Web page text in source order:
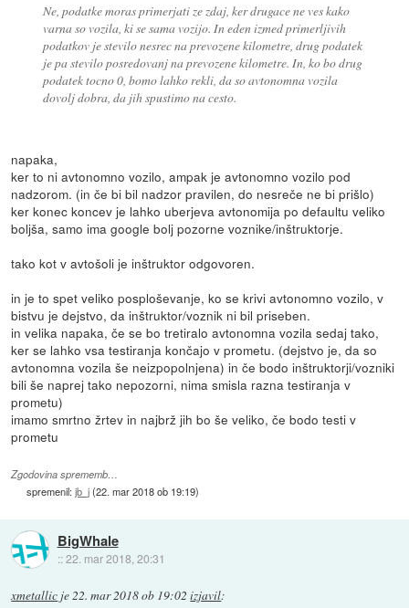
Ne, podatke moras primerjati ze zdaj, ker drugace ne ves kako
varna so vozila, ki se sama vozijo. In eden izmed primerljivih
podatkov je stevilo nesrec na prevozene kilometre, drug podatek
je pa stevilo posredovanj na prevozene kilometre. In, ko bo drug
podatek tocno 0, bomo lahko rekli, da so avtonomna vozila
dovolj dobra, da jih spustimo na cesto.
napaka,
ker to ni avtonomno vozilo, ampak je avtonomno vozilo pod
nadzorom. (in če bi bil nadzor pravilen, do nesreče ne bi prišlo)
ker konec koncev je lahko uberjeva avtonomija po defaultu veliko
boljša, samo ima google bolj pozorne voznike/inštruktorje.
tako kot v avtošoli je inštruktor odgovoren.
in je to spet veliko posploševanje, ko se krivi avtonomno vozilo, v
bistvu je dejstvo, da inštruktor/voznik ni bil priseben.
in velika napaka, če se bo tretiralo avtonomna vozila sedaj tako,
ker se lahko vsa testiranja končajo v prometu. (dejstvo je, da so
avtonomna vozila še neizpopolnjena) in če bodo inštruktorji/vozniki
bili še naprej tako nepozorni, nima smisla razna testiranja v
prometu)
imamo smrtno žrtev in najbrž jih bo še veliko, če bodo testi v
prometu
Zgodovina sprememb…
spremenil:jb_j(22. mar 2018 ob 19:19)
BigWhale
::22. mar 2018, 20:31
xmetallic je22. mar 2018 ob 19:02 izjavil: